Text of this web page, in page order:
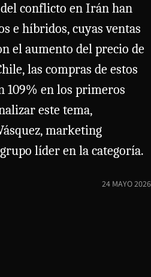
conflicto en Irán han
e híbridos, cuyas ventas
el aumento del precio de
las compras de estos
109% en los primeros
este tema,
marketing
líder en la categoría.
24 MAYO 2026